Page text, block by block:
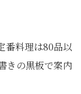
番料理は80品以
きの黒板で案内